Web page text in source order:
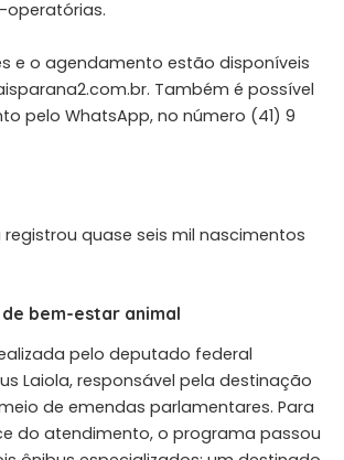
e o agendamento estão disponíveis
Também é possível
pelo WhatsApp, no número (41) 9
registrou quase seis mil nascimentos
bem-estar animal
pelo deputado federal
Laiola, responsável pela destinação
de emendas parlamentares. Para
do atendimento, o programa passou